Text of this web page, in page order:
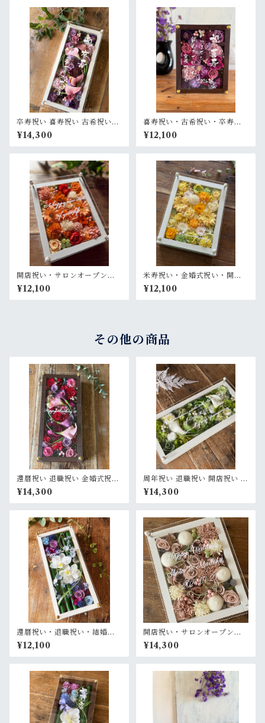
ー〉
式両親贈呈品に
卒寿祝い 喜寿祝い 古希祝い
【名入れ】プリザーブドフラ
ワーアレンジ ウッドフレーム
白木枠ロング〈パープル〉
¥14,300
喜寿祝い・古希祝い・卒寿祝
い・長寿祝い・結婚記念日祝
い【名入れ】プリザーブドフ
ラワーアレンジ ウッドフレー
¥12,100
開店祝い・サロンオープン祝
い・退職祝い・結婚祝い【名
入れ】プリザーブドフラワー
アレンジ ウッドフレーム 白木
¥12,100
米寿祝い・金婚式祝い・開店
祝い・サロンオープン祝い・
退職祝い【名入れ】プリザー
ブドフラワーアレンジ ウッド
¥12,100
その他の商品
還暦祝い 退職祝い 金婚式祝い
周年祝い【名入れ】プリザー
ブドフラワーアレンジ ウッド
フレーム ロング木枠〈ボルド
¥14,300
周年祝い 退職祝い 開店祝い サ
ロンオープン祝い【名入れ】
プリザーブドフラワーアレン
ジ ウッドフレーム 白木枠ロン
ン〉
¥14,300
還暦祝い・退職祝い・結婚式
両親贈呈品【名入れ】プリザ
ーブドフラワーアレンジ 和風
白木枠ロング〈竹 青紫 〉名入
式両親贈呈品に
¥12,100
開店祝い・サロンオープン祝
い・結婚祝い【名入れ】プリ
ザーブドフラワーアレンジ ウ
ッドフレーム 木枠〈ヘーゼル
¥14,300